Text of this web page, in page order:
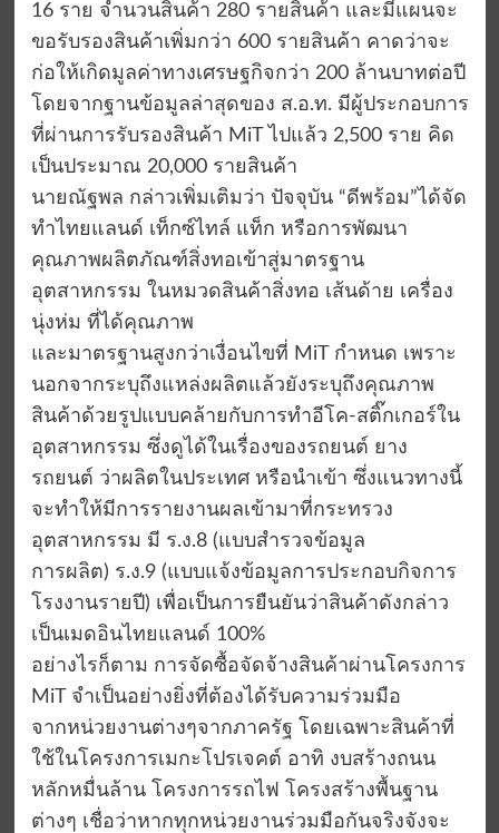
16 ราย จำนวนสินค้า 280 รายสินค้า และมีแผนจะ
ขอรับรองสินค้าเพิ่มกว่า 600 รายสินค้า คาดว่าจะ
ก่อให้เกิดมูลค่าทางเศรษฐกิจกว่า 200 ล้านบาทต่อปี
โดยจากฐานข้อมูลล่าสุดของ ส.อ.ท. มีผู้ประกอบการ
ที่ผ่านการรับรองสินค้า MiT ไปแล้ว 2,500 ราย คิด
เป็นประมาณ 20,000 รายสินค้า
นายณัฐพล กล่าวเพิ่มเติมว่า ปัจจุบัน “ดีพร้อม”ได้จัด
ทำไทยแลนด์ เท็กซ์ไทล์ แท็ก หรือการพัฒนา
คุณภาพผลิตภัณฑ์สิ่งทอเข้าสู่มาตรฐาน
อุตสาหกรรม ในหมวดสินค้าสิ่งทอ เส้นด้าย เครื่อง
นุ่งห่ม ที่ได้คุณภาพ
และมาตรฐานสูงกว่าเงื่อนไขที่ MiT กำหนด เพราะ
นอกจากระบุถึงแหล่งผลิตแล้วยังระบุถึงคุณภาพ
สินค้าด้วยรูปแบบคล้ายกับการทำอีโค-สติ๊กเกอร์ใน
อุตสาหกรรม ซึ่งดูได้ในเรื่องของรถยนต์ ยาง
รถยนต์ ว่าผลิตในประเทศ หรือนำเข้า ซึ่งแนวทางนี้
จะทำให้มีการรายงานผลเข้ามาที่กระทรวง
อุตสาหกรรม มี ร.ง.8 (แบบสำรวจข้อมูล
การผลิต) ร.ง.9 (แบบแจ้งข้อมูลการประกอบกิจการ
โรงงานรายปี) เพื่อเป็นการยืนยันว่าสินค้าดังกล่าว
เป็นเมดอินไทยแลนด์ 100%
อย่างไรก็ตาม การจัดซื้อจัดจ้างสินค้าผ่านโครงการ
MiT จำเป็นอย่างยิ่งที่ต้องได้รับความร่วมมือ
จากหน่วยงานต่างๆจากภาครัฐ โดยเฉพาะสินค้าที่
ใช้ในโครงการเมกะโปรเจคต์ อาทิ งบสร้างถนน
หลักหมื่นล้าน โครงการรถไฟ โครงสร้างพื้นฐาน
ต่างๆ เชื่อว่าหากทุกหน่วยงานร่วมมือกันจริงจังจะ